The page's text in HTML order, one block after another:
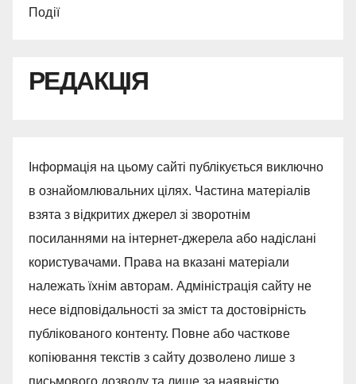
Події
РЕДАКЦІЯ
Інформація на цьому сайті публікується виключно
в ознайомлювальних цілях. Частина матеріалів
взята з відкритих джерел зі зворотнім
посиланнями на інтернет-джерела або надіслані
користувачами. Права на вказані матеріали
належать їхнім авторам. Адміністрація сайту не
несе відповідальності за зміст та достовірність
публікованого контенту. Повне або часткове
копіювання текстів з сайту дозволено лише з
письмового дозволу та лише за наявністю